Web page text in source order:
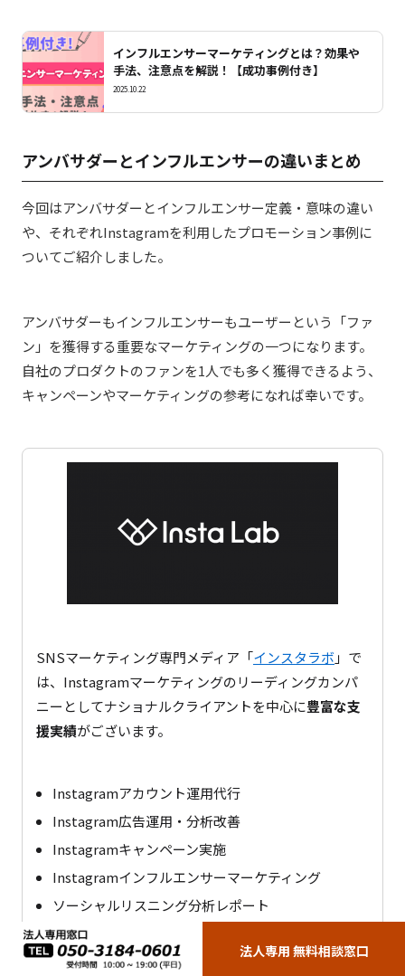
インフルエンサーマーケティングとは？効果や
手法、注意点を解説！【成功事例付き】
2025.10.22
アンバサダーとインフルエンサーの違いまとめ
今回はアンバサダーとインフルエンサー定義・意味の違い
や、それぞれInstagramを利用したプロモーション事例に
ついてご紹介しました。
アンバサダーもインフルエンサーもユーザーという「ファ
ン」を獲得する重要なマーケティングの一つになります。
自社のプロダクトのファンを1人でも多く獲得できるよう、
キャンペーンやマーケティングの参考になれば幸いです。
SNSマーケティング専門メディア「インスタラボ 」で
は、Instagramマーケティングのリーディングカンパ
ニーとしてナショナルクライアントを中心に豊富な支
援実績がございます。
Instagramアカウント運用代行
Instagram広告運用・分析改善
Instagramキャンペーン実施
Instagramインフルエンサーマーケティング
ソーシャルリスニング分析レポート
など、その時必要なInstagramマーケティング支援が
可能です。
法人専用 無料相談窓口